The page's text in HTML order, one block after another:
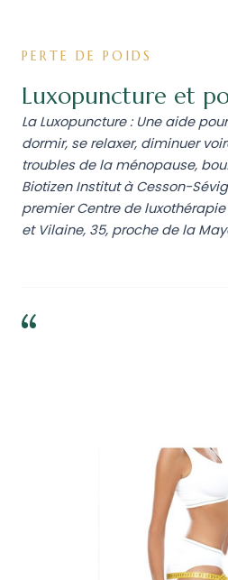
PERTE DE POIDS
Luxopuncture et
La Luxopuncture : Une aide
dormir, se relaxer, diminuer
troubles de la ménopause,
Biotizen Institut à Cesson-
premier Centre de
et Vilaine, 35, proche de la